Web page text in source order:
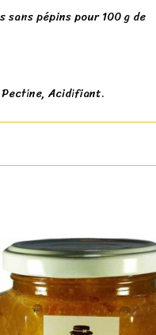
sans pépins pour 100 g de
Acidifiant.